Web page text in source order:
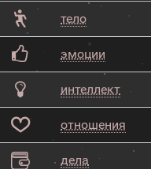
тело
эмоции
интеллект
отношения
дела